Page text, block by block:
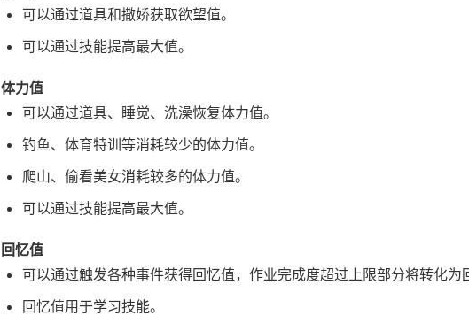
可以通过道具和撒娇获取欲望值。
可以通过技能提高最大值。
体力值
可以通过道具、睡觉、洗澡恢复体力值。
钓鱼、体育特训等消耗较少的体力值。
爬山、偷看美女消耗较多的体力值。
可以通过技能提高最大值。
回忆值
可以通过触发各种事件获得回忆值，作业完成度超过上限部分将转化为
回忆值用于学习技能。